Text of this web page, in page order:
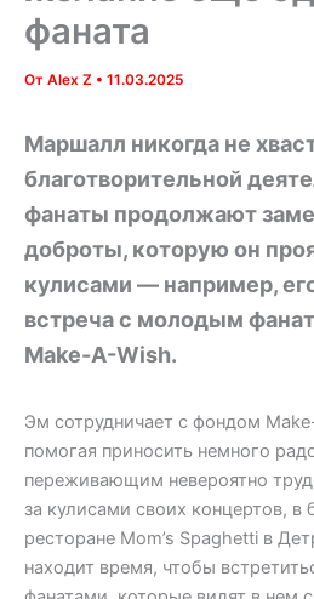
фаната
От Alex Z • 11.03.2025
Маршалл никогда не
благотворительной
фанаты продолжают
доброты, которую он
кулисами — например,
встреча с молодым
Make-A-Wish.
Эм сотрудничает с фондом
помогая приносить немного
переживающим невероятно
за кулисами своих концертов,
ресторане Mom’s Spaghetti в
находит время, чтобы